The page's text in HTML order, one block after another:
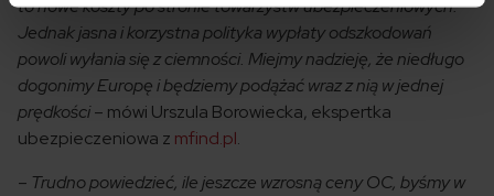
to nowe koszty po stronie towarzystw ubezpieczeniowych.
Jednak jasna i korzystna polityka wypłaty odszkodowań
powoli wyłania się z ciemności. Miejmy nadzieję, że niedługo
dogonimy Europę i będziemy podążać wraz z nią w jednej
prędkości– mówi Urszula Borowiecka, ekspertka
ubezpieczeniowa z mfind.pl.
– Trudno powiedzieć, ile jeszcze wzrosną ceny OC, byśmy w